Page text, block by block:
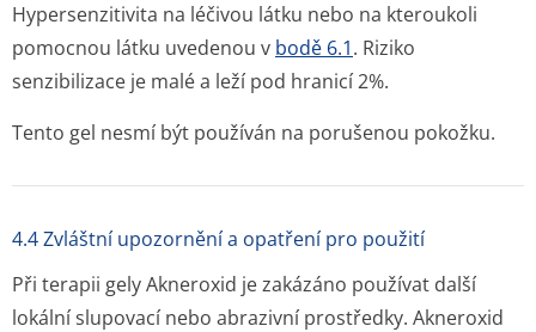
Hypersenzitivita na léčivou látku nebo na kteroukoli
pomocnou látku uvedenou v bodě 6.1. Riziko
senzibilizace je malé a leží pod hranicí 2%.
Tento gel nesmí být používán na porušenou pokožku.
4.4 Zvláštní upozornění a opatření pro použití
Při terapii gely Akneroxid je zakázáno používat další
lokální slupovací nebo abrazivní prostředky. Akneroxid